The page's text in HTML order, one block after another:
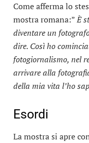
Come afferma lo
mostra romana:”È
diventare un
dire. Così ho
fotogiornalismo, nel
arrivare alla
della mia vita l’ho
Esordi
La mostra si apre